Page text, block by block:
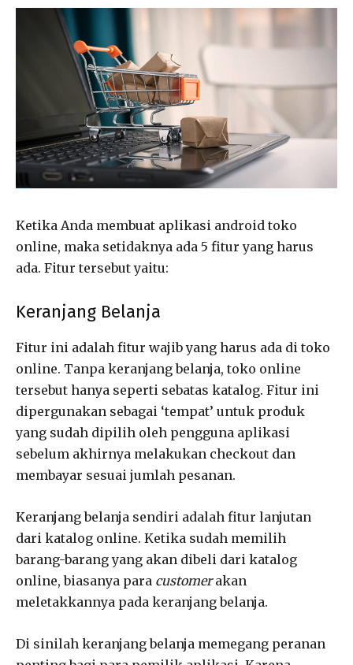
Ketika Anda membuat aplikasi android toko
online, maka setidaknya ada 5 fitur yang harus
ada. Fitur tersebut yaitu:
Keranjang Belanja
Fitur ini adalah fitur wajib yang harus ada di toko
online. Tanpa keranjang belanja, toko online
tersebut hanya seperti sebatas katalog. Fitur ini
dipergunakan sebagai ‘tempat’ untuk produk
yang sudah dipilih oleh pengguna aplikasi
sebelum akhirnya melakukan checkout dan
membayar sesuai jumlah pesanan.
Keranjang belanja sendiri adalah fitur lanjutan
dari katalog online. Ketika sudah memilih
barang-barang yang akan dibeli dari katalog
online, biasanya para customerakan
meletakkannya pada keranjang belanja.
Di sinilah keranjang belanja memegang peranan